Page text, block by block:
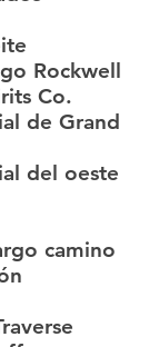
Rockwell
Co.
de Grand
del oeste
camino